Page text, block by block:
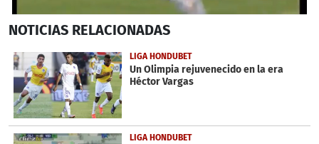
seconds
31
seconds
NOTICIAS RELACIONADAS
LIGA HONDUBET
Un Olimpia rejuvenecido en la era
Héctor Vargas
LIGA HONDUBET